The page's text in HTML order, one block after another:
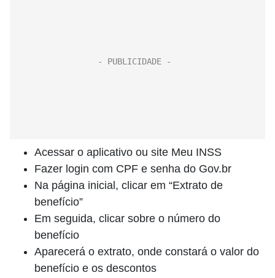
Acessar o aplicativo ou site Meu INSS
Fazer login com CPF e senha do Gov.br
Na página inicial, clicar em “Extrato de
benefício”
Em seguida, clicar sobre o número do
benefício
Aparecerá o extrato, onde constará o valor do
benefício e os descontos